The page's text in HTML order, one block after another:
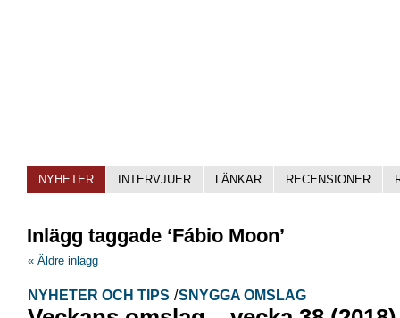
NYHETER INTERVJUER LÄNKAR RECENSIONER
Inlägg taggade ‘Fábio Moon’
« Äldre inlägg
NYHETER OCH TIPS /SNYGGA OMSLAG